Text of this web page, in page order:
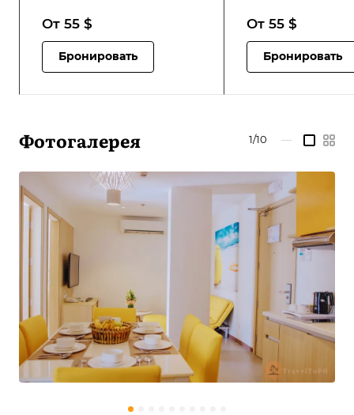
BIHCICCPSB-D1
От 55 $
Бронировать
холодного
Хуром-Хуром -
водопады
От 55 $
Бронировать
Фотогалерея 1/10 —